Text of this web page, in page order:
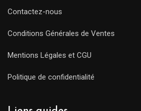
Contactez-nous
Conditions Générales de Ventes
Mentions Légales et CGU
Politique de confidentialité